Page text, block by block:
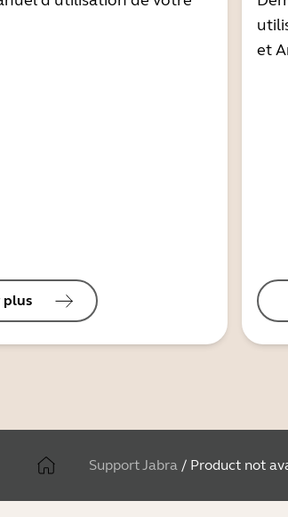
plus
et
Support Jabra / Product not